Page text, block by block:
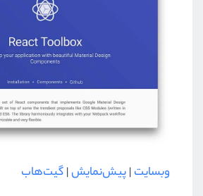
وبسایت|پیش‌نمایش|گیت‌هاب